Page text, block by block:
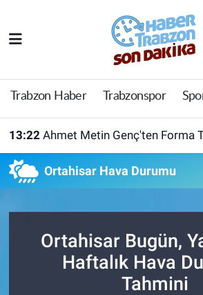
Trabzon Haber Trabzonspor
13:22 Ahmet Metin Genç'ten Forma Tartışmasına
Ortahisar Hava Durumu
Ortahisar Bugün,
Haftalık Hava
Tahmini
Trabzon Haber
Trabzonspor
Yazarlar
Perde Arkası
Trabzon Nöbetçi Eczaneler
Trabzon Hava Durumu
Tüm Manşetler
Son Dakika Haberleri